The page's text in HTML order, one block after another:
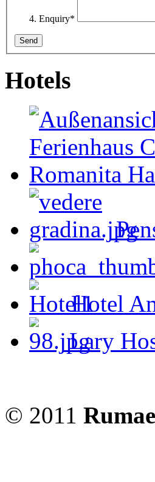
Enquiry*
Hotels
Hotel
Lary
© 2011